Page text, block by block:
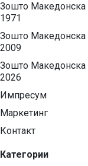
Зошто Македонска
1971
Зошто Македонска
2009
Зошто Македонска
2026
Импресум
Маркетинг
Контакт
Категории